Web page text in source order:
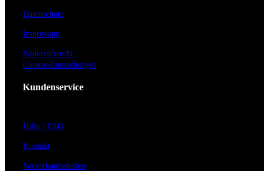
Datenschutz
Impressum
Widerrufsrecht
Cookie-Einstellungen
Kundenservice
Hilfe / FAQ
Kontakt
Vorverkaufsstellen